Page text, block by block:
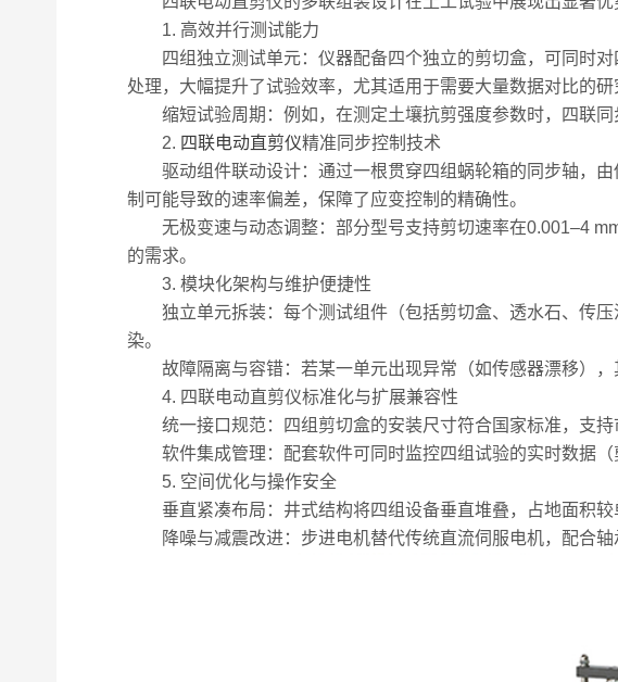
1. 高效并行测试能力
四组独立测试单元：仪器配备四个独立的剪切盒，可同时对
处理，大幅提升了试验效率，尤其适用于需要大量数据对比的研
缩短试验周期：例如，在测定土壤抗剪强度参数时，四联同
2. 四联电动直剪仪精准同步控制技术
驱动组件联动设计：通过一根贯穿四组蜗轮箱的同步轴，由
制可能导致的速率偏差，保障了应变控制的精确性。
无极变速与动态调整：部分型号支持剪切速率在0.001–4
的需求。
3. 模块化架构与维护便捷性
独立单元拆装：每个测试组件（包括剪切盒、透水石、传压
染。
故障隔离与容错：若某一单元出现异常（如传感器漂移），
4. 四联电动直剪仪标准化与扩展兼容性
统一接口规范：四组剪切盒的安装尺寸符合国家标准，支持
软件集成管理：配套软件可同时监控四组试验的实时数据（
5. 空间优化与操作安全
垂直紧凑布局：井式结构将四组设备垂直堆叠，占地面积较
降噪与减震改进：步进电机替代传统直流伺服电机，配合轴